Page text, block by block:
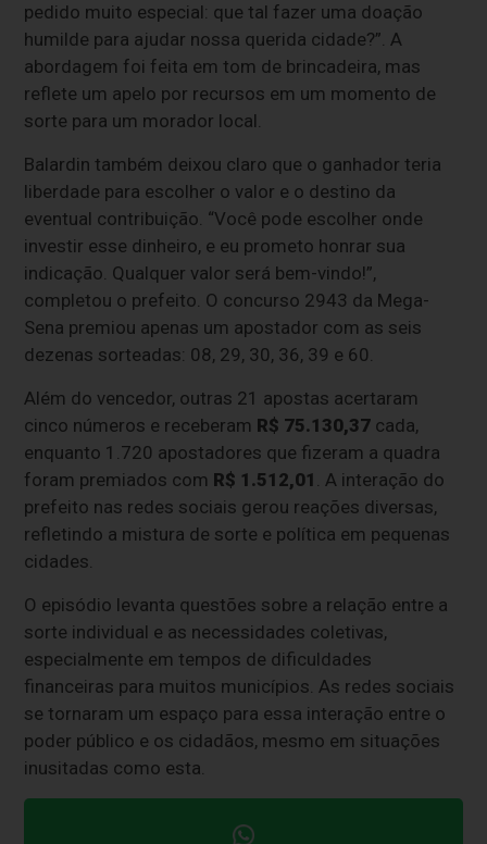
pedido muito especial: que tal fazer uma doação
humilde para ajudar nossa querida cidade?”. A
abordagem foi feita em tom de brincadeira, mas
reflete um apelo por recursos em um momento de
sorte para um morador local.
Balardin também deixou claro que o ganhador teria
liberdade para escolher o valor e o destino da
eventual contribuição. “Você pode escolher onde
investir esse dinheiro, e eu prometo honrar sua
indicação. Qualquer valor será bem-vindo!”,
completou o prefeito. O concurso 2943 da Mega-
Sena premiou apenas um apostador com as seis
dezenas sorteadas: 08, 29, 30, 36, 39 e 60.
Além do vencedor, outras 21 apostas acertaram
cinco números e receberam R$ 75.130,37 cada,
enquanto 1.720 apostadores que fizeram a quadra
foram premiados com R$ 1.512,01 . A interação do
prefeito nas redes sociais gerou reações diversas,
refletindo a mistura de sorte e política em pequenas
cidades.
O episódio levanta questões sobre a relação entre a
sorte individual e as necessidades coletivas,
especialmente em tempos de dificuldades
financeiras para muitos municípios. As redes sociais
se tornaram um espaço para essa interação entre o
poder público e os cidadãos, mesmo em situações
inusitadas como esta.